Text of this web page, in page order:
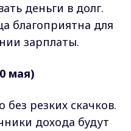
деньги в долг.
благоприятна для
зарплаты.
мая)
резких скачков.
дохода будут